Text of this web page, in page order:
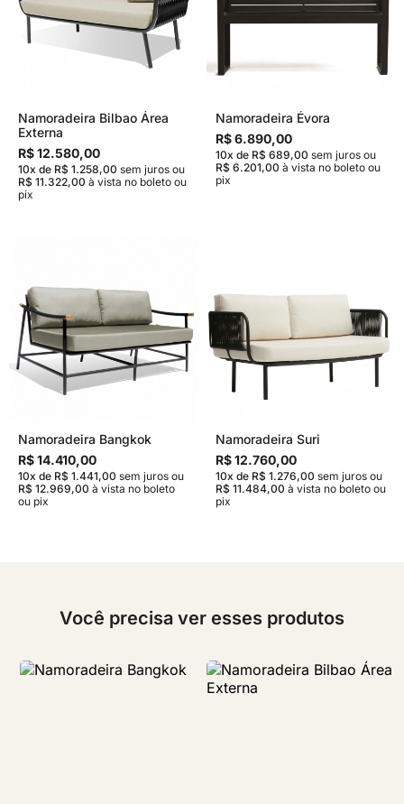
Namoradeira Bilbao Área
Externa
R$ 12.580,00
10x de R$ 1.258,00 sem juros ou
R$ 11.322,00 à vista no boleto ou
pix
Namoradeira Évora
R$ 6.890,00
10x de R$ 689,00 sem juros ou
R$ 6.201,00 à vista no boleto ou
pix
Namoradeira Bangkok
R$ 14.410,00
10x de R$ 1.441,00 sem juros ou
R$ 12.969,00 à vista no boleto
ou pix
Namoradeira Suri
R$ 12.760,00
10x de R$ 1.276,00 sem juros ou
R$ 11.484,00 à vista no boleto ou
pix
Você precisa ver esses produtos